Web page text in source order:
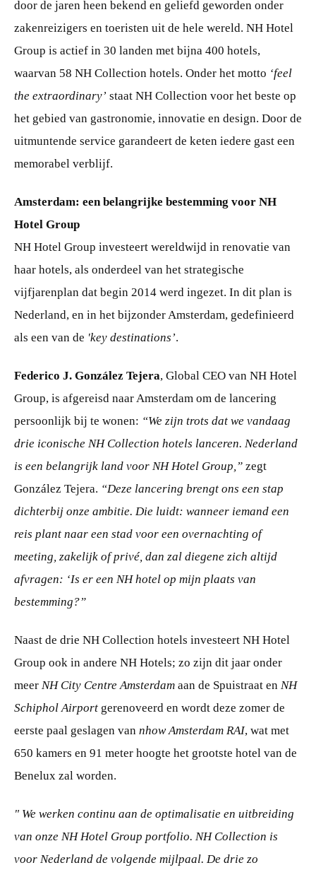
door de jaren heen bekend en geliefd geworden onder
zakenreizigers en toeristen uit de hele wereld. NH Hotel
Group is actief in 30 landen met bijna 400 hotels,
waarvan 58 NH Collection hotels. Onder het motto ‘feel
the extraordinary’ staat NH Collection voor het beste op
het gebied van gastronomie, innovatie en design. Door de
uitmuntende service garandeert de keten iedere gast een
memorabel verblijf.
Amsterdam: een belangrijke bestemming voor NH
Hotel Group
NH Hotel Group investeert wereldwijd in renovatie van
haar hotels, als onderdeel van het strategische
vijfjarenplan dat begin 2014 werd ingezet. In dit plan is
Nederland, en in het bijzonder Amsterdam, gedefinieerd
als een van de 'key destinations’.
Federico J. González Tejera, Global CEO van NH Hotel
Group, is afgereisd naar Amsterdam om de lancering
persoonlijk bij te wonen: “We zijn trots dat we vandaag
drie iconische NH Collection hotels lanceren. Nederland
is een belangrijk land voor NH Hotel Group,” zegt
González Tejera. “Deze lancering brengt ons een stap
dichterbij onze ambitie. Die luidt: wanneer iemand een
reis plant naar een stad voor een overnachting of
meeting, zakelijk of privé, dan zal diegene zich altijd
afvragen: ‘Is er een NH hotel op mijn plaats van
bestemming?”
Naast de drie NH Collection hotels investeert NH Hotel
Group ook in andere NH Hotels; zo zijn dit jaar onder
meer NH City Centre Amsterdam aan de Spuistraat en NH
Schiphol Airport gerenoveerd en wordt deze zomer de
eerste paal geslagen van nhow Amsterdam RAI, wat met
650 kamers en 91 meter hoogte het grootste hotel van de
Benelux zal worden.
" We werken continu aan de optimalisatie en uitbreiding
van onze NH Hotel Group portfolio. NH Collection is
voor Nederland de volgende mijlpaal. De drie zo